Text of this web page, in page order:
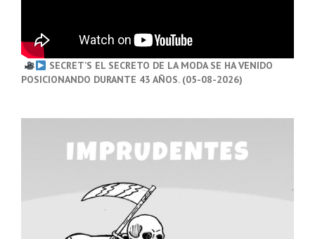
SECRET’S EL SECRETO DE LA MODA SE HA VENIDO
POSICIONANDO DURANTE 43 AÑOS. (05-08-2026)